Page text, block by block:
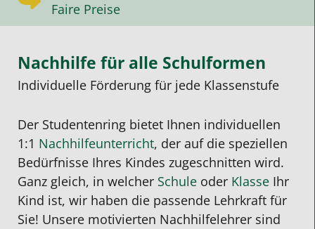
Faire Preise
Nachhilfe für alle Schulformen
Individuelle Förderung für jede Klassenstufe
Der Studentenring bietet Ihnen individuellen
1:1 Nachhilfeunterricht, der auf die speziellen
Bedürfnisse Ihres Kindes zugeschnitten wird.
Ganz gleich, in welcher Schule oder Klasse Ihr
Kind ist, wir haben die passende Lehrkraft für
Sie! Unsere motivierten Nachhilfelehrer sind